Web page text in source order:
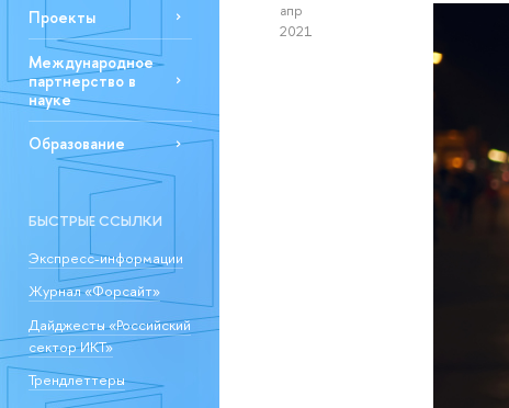
Проекты
Международное
партнерство в
науке
Образование
БЫСТРЫЕ ССЫЛКИ
Экспресс-информации
Журнал «Форсайт»
Дайджесты «Российский
сектор ИКТ»
Трендлеттеры
апр
2021